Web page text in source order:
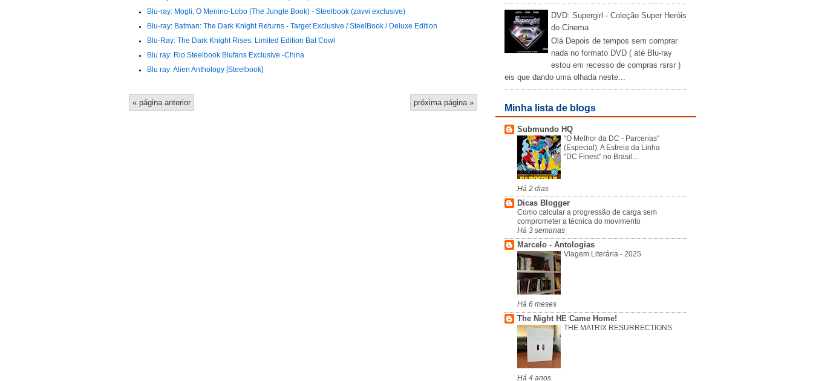
Blu-ray: Mogli, O Menino-Lobo (The Jungle Book) - Steelbook (zavvi exclusive)
Blu-ray: Batman: The Dark Knight Returns - Target Exclusive / SteelBook / Deluxe Edition
Blu-Ray: The Dark Knight Rises: Limited Edition Bat Cowl
Blu ray: Rio Steelbook Blufans Exclusive -China
Blu ray: Alien Anthology [Steelbook]
« página anterior próxima página »
DVD: Supergirl - Coleção Super Heróis
do Cinema
Olá Depois de tempos sem comprar
nada no formato DVD ( até Blu-ray
estou em recesso de compras rsrsr )
eis que dando uma olhada neste...
Minha lista de blogs
Submundo HQ
"O Melhor da DC - Parcerias"
(Especial): A Estreia da Linha
"DC Finest" no Brasil...
Há 2 dias
Dicas Blogger
Como calcular a progressão de carga sem
comprometer a técnica do movimento
Há 3 semanas
Marcelo - Antologias
Viagem Literária - 2025
Há 6 meses
The Night HE Came Home!
THE MATRIX RESURRECTIONS
Há 4 anos